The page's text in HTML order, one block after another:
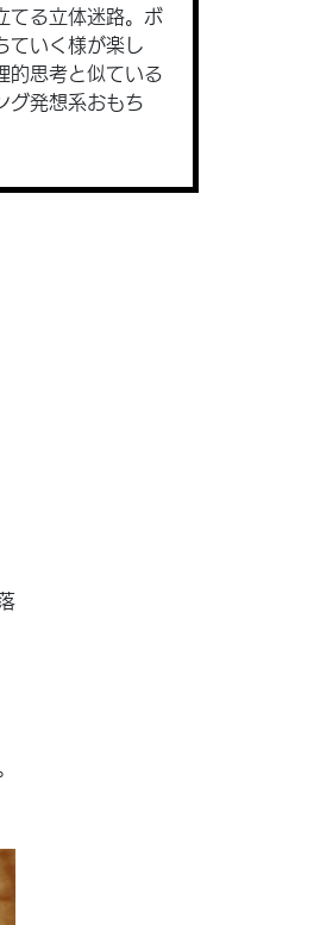
てる立体迷路。ボ
ていく様が楽し
的思考と似ている
グ発想系おもち